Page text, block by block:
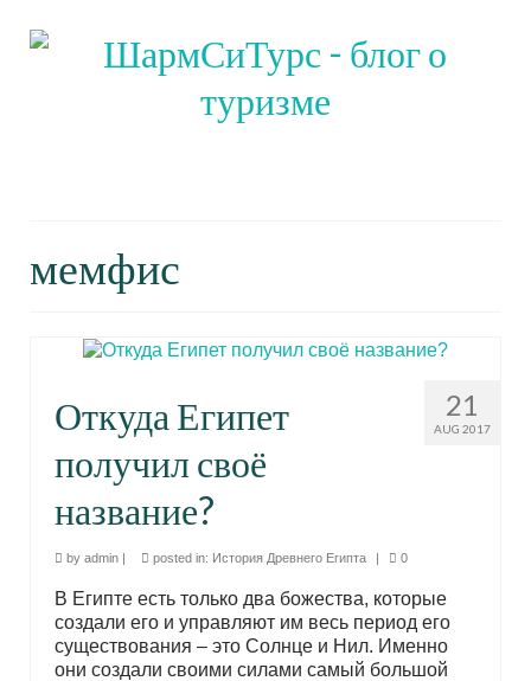
мемфис
21
AUG 2017
Откуда Египет
получил своё
название?
by admin | posted in: История Древнего Египта | 0
В Египте есть только два божества, которые
создали его и управляют им весь период его
существования – это Солнце и Нил. Именно
они создали своими силами самый большой